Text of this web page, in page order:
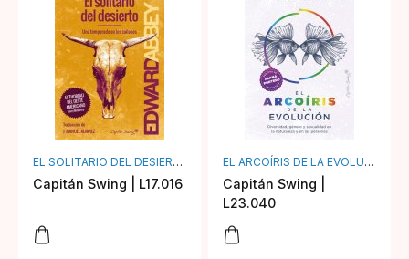
EL SOLITARIO DEL DESIERTO
Capitán Swing | L17.016
EL ARCOÍRIS DE LA EVOLUCIÓN
Capitán Swing |
L23.040